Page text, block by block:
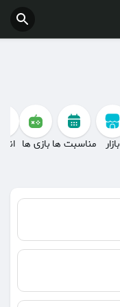
بازار مناسبت ها بازی ها